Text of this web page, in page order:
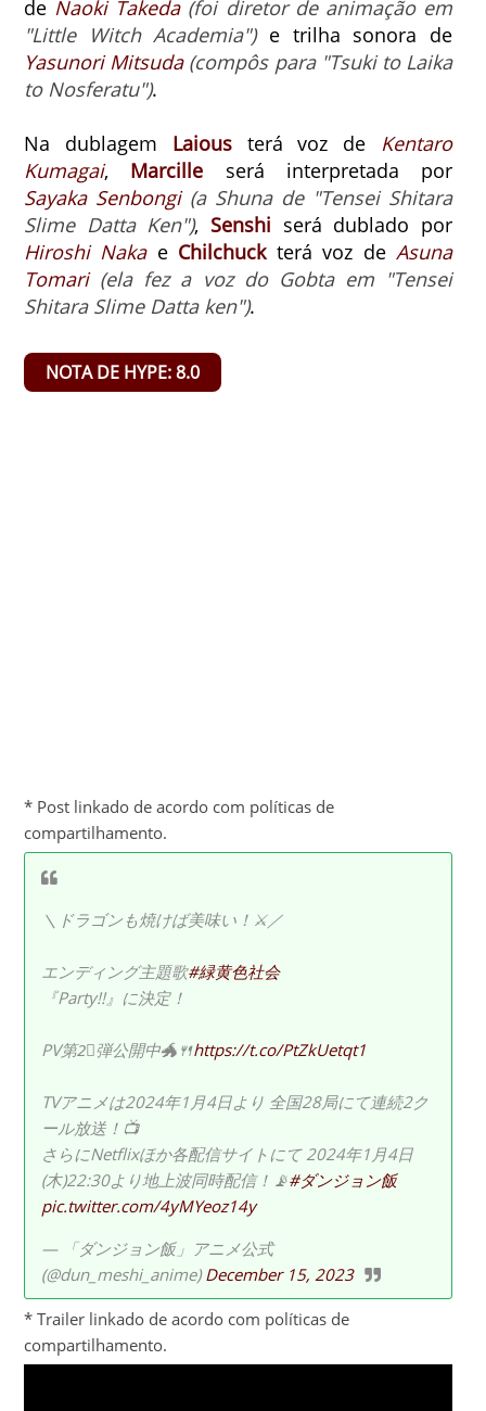
de Naoki Takeda (foi diretor de animação em
"Little Witch Academia")e trilha sonora de
Yasunori Mitsuda (compôs para "Tsuki to Laika
to Nosferatu").
Na dublagem Laiousterá voz de Kentaro
Kumagai, Marcille será interpretada por
Sayaka Senbongi (a Shuna de "Tensei Shitara
Slime Datta Ken"), Senshi será dublado por
Hiroshi Nakae Chilchuckterá voz deAsuna
Tomari (ela fez a voz do Gobta em "Tensei
Shitara Slime Datta ken").
NOTA DE HYPE: 8.0
* Post linkado de acordo com políticas de
compartilhamento.
＼ドラゴンも焼けば美味い！⚔／
エンディング主題歌#緑黄色社会
『Party!!』に決定！
PV第2⃣弾公開中🐲🍴https://t.co/PtZkUetqt1
TVアニメは2024年1月4日より 全国28局にて連続2ク
ール放送！📺
さらにNetflixほか各配信サイトにて 2024年1月4日
(木)22:30より地上波同時配信！📡#ダンジョン飯
pic.twitter.com/4yMYeoz14y
— 「ダンジョン飯」アニメ公式
(@dun_meshi_anime)December 15, 2023
* Trailer linkado de acordo com políticas de
compartilhamento.